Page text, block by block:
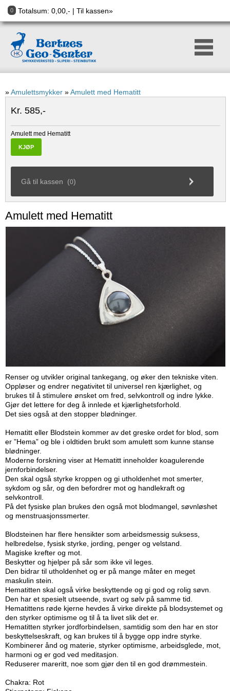
0 Totalsum: 0,00 ,- | Til kassen»
»Amulettsmykker »Amulett med Hematitt
Kr. 585,-
Amulett med Hematitt
KJØP
Gå til kassen (0)
Amulett med Hematitt
Renser og utvikler original tankegang, og øker den tekniske viten.
Oppløser og endrer negativitet til universel ren kjærlighet, og
brukes til å stimulere ønsket om fred, selvkontroll og indre lykke.
Gjør det lettere for deg å innlede et kjærlighetsforhold.
Det sies også at den stopper blødninger.
Hematitt eller Blodstein kommer av det greske ordet for blod, som
er ”Hema” og ble i oldtiden brukt som amulett som kunne stanse
blødninger.
Moderne forskning viser at Hematitt inneholder koagulerende
jernforbindelser.
Den skal også styrke kroppen og gi utholdenhet mot smerter,
sykdom og sår, og den befordrer mot og handlekraft og
selvkontroll.
På det fysiske plan brukes den også mot blodmangel, søvnløshet
og menstruasjonssmerter.
Blodsteinen har flere hensikter som arbeidsmessig suksess,
helbredelse, fysisk styrke, jording, penger og velstand.
Magiske krefter og mot.
Beskytter og hjelper på sår som ikke vil leges.
Den bidrar til utholdenhet og er på mange måter en meget
maskulin stein.
Hematitten skal også virke beskyttende og gi god og rolig søvn.
Den har et spesielt utseende, svart og sølv på samme tid.
Hematittens røde kjerne hevdes å virke direkte på blodsystemet og
den styrker optimisme og til å ta livet slik det er.
Hematitten styrker jordforbindelsen, samtidig som den har en stor
beskyttelseskraft, og kan brukes til å bygge opp indre styrke.
Kombinerer ånd og materie, styrker optimisme, arbeidsglede, mot,
harmoni og er god ved meditasjon.
Reduserer mareritt, noe som gjør den til en god drømmestein.
Chakra: Rot